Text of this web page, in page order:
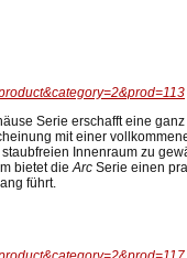
Serie erschafft eine
mit einer
Innenraum zu
bietet dieArc Serie einen
führt.